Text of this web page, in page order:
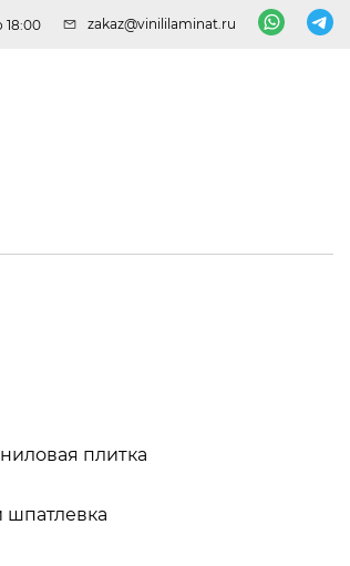
18:00 zakaz@vinililaminat.ru
плитка